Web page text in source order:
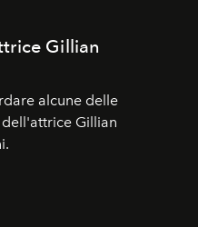
Gillian
alcune delle
Gillian